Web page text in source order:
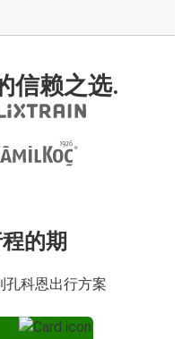
信赖之选.
的期
科恩出行方案